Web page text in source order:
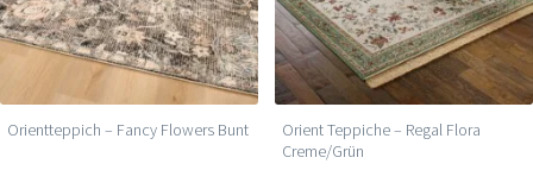
Orientteppich – Fancy Flowers Bunt
Orient Teppiche – Regal Flora
Creme/Grün